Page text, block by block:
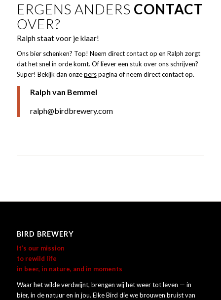
ERGENS ANDERS CONTACT
OVER?
Ralph staat voor je klaar!
Ons bier schenken? Top! Neem direct contact op en Ralph zorgt
dat het snel in orde komt. Of liever een stuk over ons schrijven?
Super! Bekijk dan onzeperspagina of neem direct contact op.
Ralph van Bemmel
ralph@birdbrewery.com
BIRD BREWERY
It’s our mission
to rewild life
in beer, in nature, and in moments
Waar het wilde verdwijnt, brengen wij het weer tot leven — in
bier, in de natuur en in jou. Elke Bird die we brouwen bruist van